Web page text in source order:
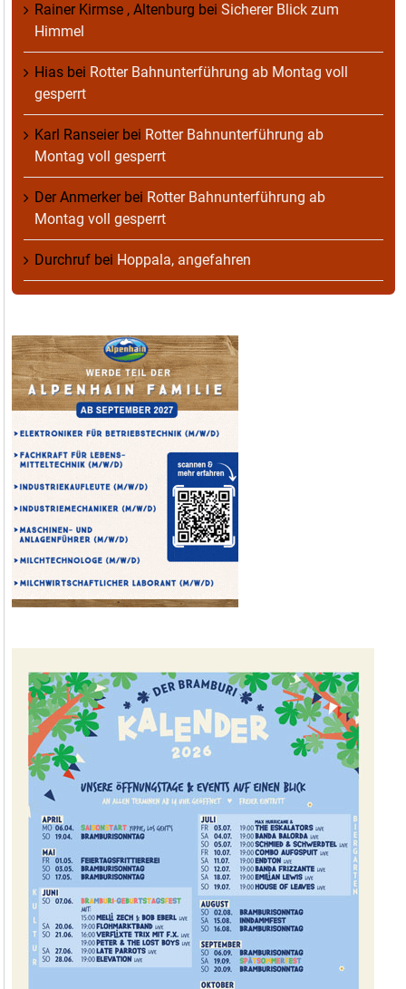
Rainer Kirmse , Altenburg bei Sicherer Blick zum
Himmel
Hias bei Rotter Bahnunterführung ab Montag voll
gesperrt
Karl Ranseierbei Rotter Bahnunterführung ab
Montag voll gesperrt
Der Anmerkerbei Rotter Bahnunterführung ab
Montag voll gesperrt
Durchruf bei Hoppala, angefahren